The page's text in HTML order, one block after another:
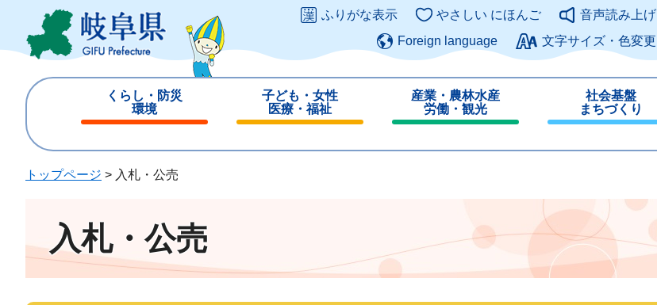
ジ
ュ
このページの本文へ
ふりがな表示 やさしい にほんご
音声読み上げ
Foreign language
文字サイズ・色変更
くらし・防災
環境
じ
子ども・女性
医療・福祉
じ
産業・農林水産
労働・観光
じ
社会基盤
まちづくり
じ
トップページ > 入札・公売
入札・公売